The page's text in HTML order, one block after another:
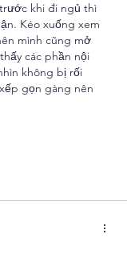
khi đi ngủ thì
Kéo xuống xem
mình cũng mở
các phần nội
không bị rối
gọn gàng nên